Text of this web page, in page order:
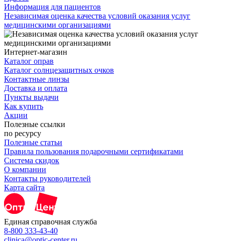
Информация для пациентов
Независимая оценка качества условий оказания услуг
медицинскими организациями
Интернет-магазин
Каталог оправ
Каталог солнцезащитных очков
Контактные линзы
Доставка и оплата
Пункты выдачи
Как купить
Акции
Полезные ссылки
по ресурсу
Полезные статьи
Правила пользования подарочными сертификатами
Система скидок
О компании
Контакты руководителей
Карта сайта
Единая справочная служба
8-800 333-43-40